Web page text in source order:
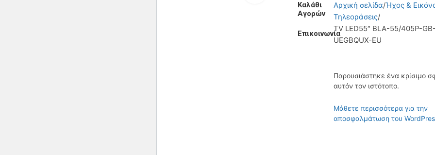
Καλάθι
Αγορών
Επικοινωνία
Αρχική σελίδα Ήχος &
Τηλεοράσεις
TV LED55″ BLA-55/405P-
UEGBQUX-EU
Παρουσιάστηκε ένα κρίσιμο
αυτόν τον ιστότοπο.
Μάθετε περισσότερα για την
αποσφαλμάτωση του